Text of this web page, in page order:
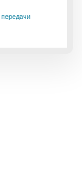
передачи